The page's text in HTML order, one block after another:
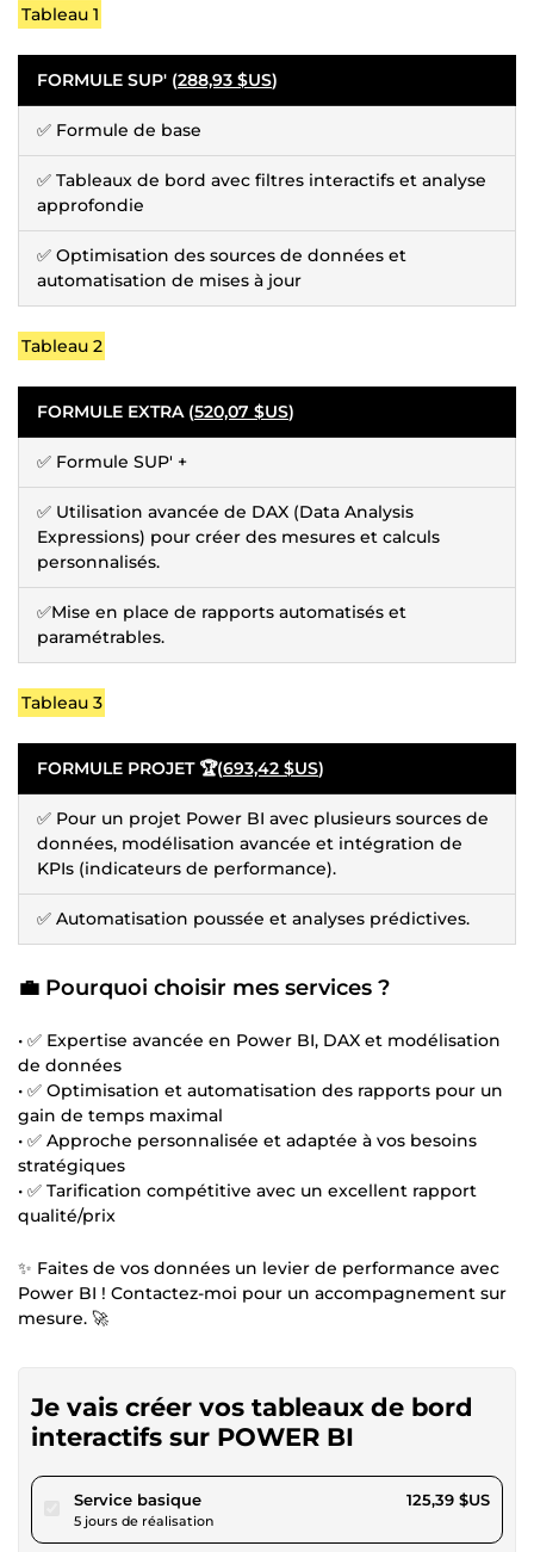
Tableau 1
FORMULE SUP' (288,93 $US)
✅ Formule de base
✅ Tableaux de bord avec filtres interactifs et analyse
approfondie
✅ Optimisation des sources de données et
automatisation de mises à jour
Tableau 2
FORMULE EXTRA (520,07 $US)
✅ Formule SUP' +
✅ Utilisation avancée de DAX (Data Analysis
Expressions) pour créer des mesures et calculs
personnalisés.
✅Mise en place de rapports automatisés et
paramétrables.
Tableau 3
FORMULE PROJET 🏆(693,42 $US)
✅ Pour un projet Power BI avec plusieurs sources de
données, modélisation avancée et intégration de
KPIs (indicateurs de performance).
✅ Automatisation poussée et analyses prédictives.
💼 Pourquoi choisir mes services ?
• ✅ Expertise avancée en Power BI, DAX et modélisation
de données
• ✅ Optimisation et automatisation des rapports pour un
gain de temps maximal
• ✅ Approche personnalisée et adaptée à vos besoins
stratégiques
• ✅ Tarification compétitive avec un excellent rapport
qualité/prix
✨ Faites de vos données un levier de performance avec
Power BI ! Contactez-moi pour un accompagnement sur
mesure. 🚀
Je vais créer vos tableaux de bord
interactifs sur POWER BI
Service basiquepour 115,57 $US
5 jours de réalisation
125,39 $US